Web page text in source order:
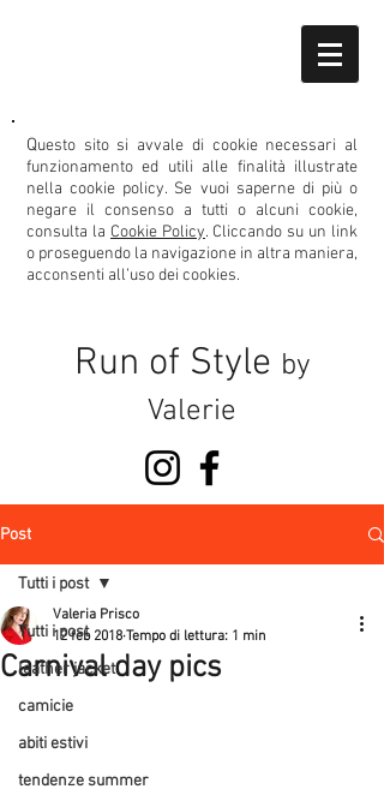
Questo sito si avvale di cookie necessari al
funzionamento ed utili alle finalità illustrate
nella cookie policy. Se vuoi saperne di più o
negare il consenso a tutti o alcuni cookie,
consulta la Cookie Policy. Cliccando su un link
o proseguendo la navigazione in altra maniera,
acconsenti all’uso dei cookies.
Run of Style by
Valerie
Post
Tutti i post
leather jacket
camicie
abiti estivi
tendenze summer
Tutti i post
Carnival day pics
Valeria Prisco
12 feb 2018 Tempo di lettura: 1 min